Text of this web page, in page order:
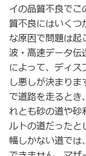
イの品質不良でこ
質不良にはいくつ
な原因で問題は起
波・高速データ伝
によって、ディ
し悪しが決まり
で道路を走るとき
れとも砂の道や砂
ルトの道だったと
幅しかない道では